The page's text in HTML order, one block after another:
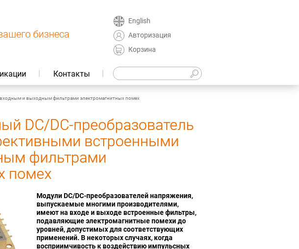
бизнеса
English
Авторизация
Корзина
Контакты
и выходным фильтрами электромагнитных помех
DC/DC-преобразователь
встроенными
фильтрами
помех
Модули DC/DC-преобразователей напряжения,
выпускаемые многими производителями,
имеют на входе и выходе встроенные фильтры,
подавляющие электромагнитные помехи до
уровней, допустимых для соответствующих
применений. В некоторых случаях, когда
восприимчивость к воздействию импульсных